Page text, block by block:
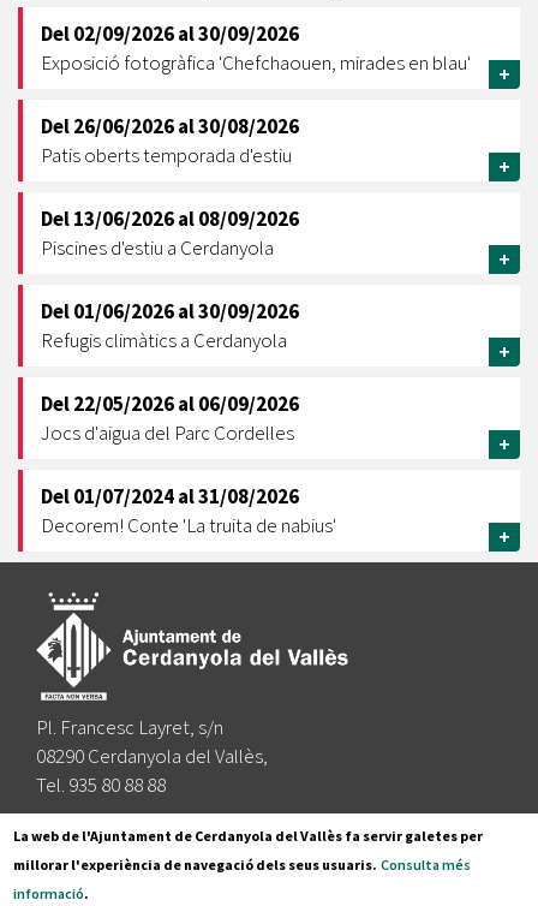
Del02/09/2026al30/09/2026
Exposició fotogràfica 'Chefchaouen, mirades en blau'
+
Del26/06/2026al30/08/2026
Patis oberts temporada d'estiu
+
Del13/06/2026al08/09/2026
Piscines d'estiu a Cerdanyola
+
Del01/06/2026al30/09/2026
Refugis climàtics a Cerdanyola
+
Del22/05/2026al06/09/2026
Jocs d'aigua del Parc Cordelles
+
Del01/07/2024al31/08/2026
Decorem! Conte 'La truita de nabius'
+
Pl. Francesc Layret, s/n
08290 Cerdanyola del Vallès,
Tel. 935 80 88 88
Segueix-nos a:
La web de l'Ajuntament de Cerdanyola del Vallès fa servir galetes per
millorar l'experiència de navegació dels seus usuaris. Consulta més
informació.